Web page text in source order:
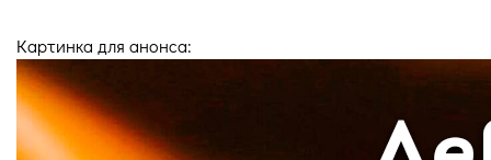
Картинка для анонса: